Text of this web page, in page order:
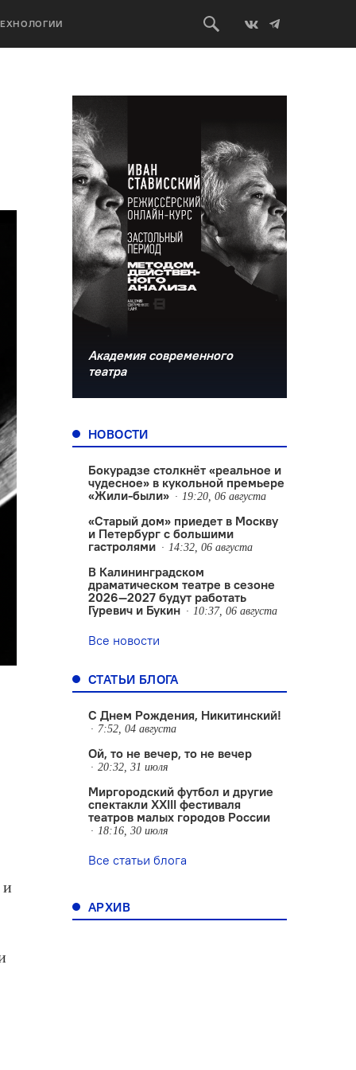
и
Академия современного
театра
НОВОСТИ
Бокурадзе столкнëт «реальное и
чудесное» в кукольной премьере
«Жили-были»
19:20, 06 августа
«Старый дом» приедет в Москву
и Петербург с большими
гастролями
14:32, 06 августа
В Калининградском
драматическом театре в сезоне
2026—2027 будут работать
Гуревич и Букин
10:37, 06 августа
Все новости
СТАТЬИ БЛОГА
С Днем Рождения, Никитинский!
7:52, 04 августа
Ой, то не вечер, то не вечер
20:32, 31 июля
Миргородский футбол и другие
спектакли XXIII фестиваля
театров малых городов России
18:16, 30 июля
Все статьи блога
АРХИВ